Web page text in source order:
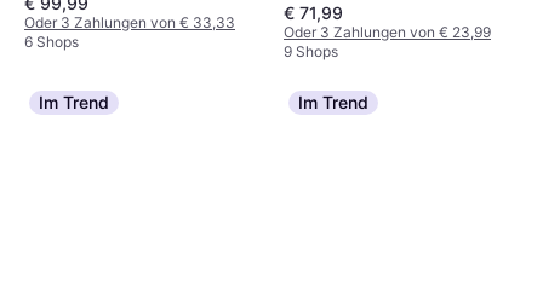
Oder 3 Zahlungen von € 33,33
6 Shops
€ 71,99
Oder 3 Zahlungen von € 23,99
9 Shops
Im Trend Im Trend